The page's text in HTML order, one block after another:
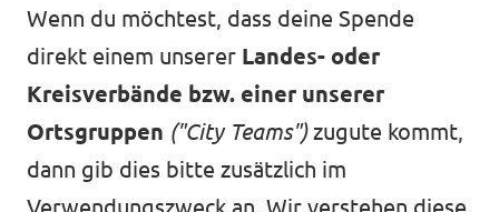
Wenn du möchtest, dass deine Spende
direkt einem unserer Landes- oder
Kreisverbände bzw. einer unserer
Ortsgruppen ("City Teams")zugute kommt,
dann gib dies bitte zusätzlich im